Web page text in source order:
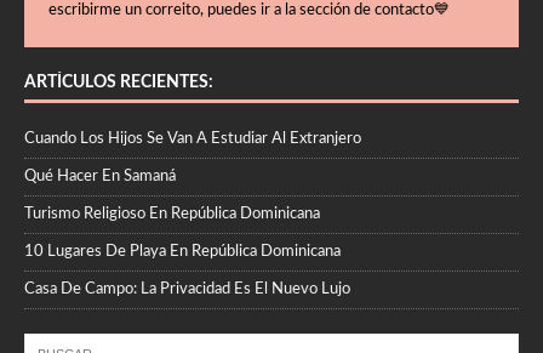
escribirme un correito, puedes ir a la sección de contacto💙
ARTÍCULOS RECIENTES:
Cuando Los Hijos Se Van A Estudiar Al Extranjero
Qué Hacer En Samaná
Turismo Religioso En República Dominicana
10 Lugares De Playa En República Dominicana
Casa De Campo: La Privacidad Es El Nuevo Lujo